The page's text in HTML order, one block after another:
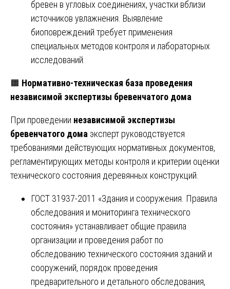
бревен в угловых соединениях, участки вблизи
источников увлажнения. Выявление
биоповреждений требует применения
специальных методов контроля и лабораторных
исследований.
🟧 Нормативно-техническая база проведения
независимой экспертизы бревенчатого дома
При проведении независимой экспертизы
бревенчатого дома эксперт руководствуется
требованиями действующих нормативных документов,
регламентирующих методы контроля и критерии оценки
технического состояния деревянных конструкций.
ГОСТ 31937-2011 «Здания и сооружения. Правила
обследования и мониторинга технического
состояния» устанавливает общие правила
организации и проведения работ по
обследованию технического состояния зданий и
сооружений, порядок проведения
предварительного и детального обследования,